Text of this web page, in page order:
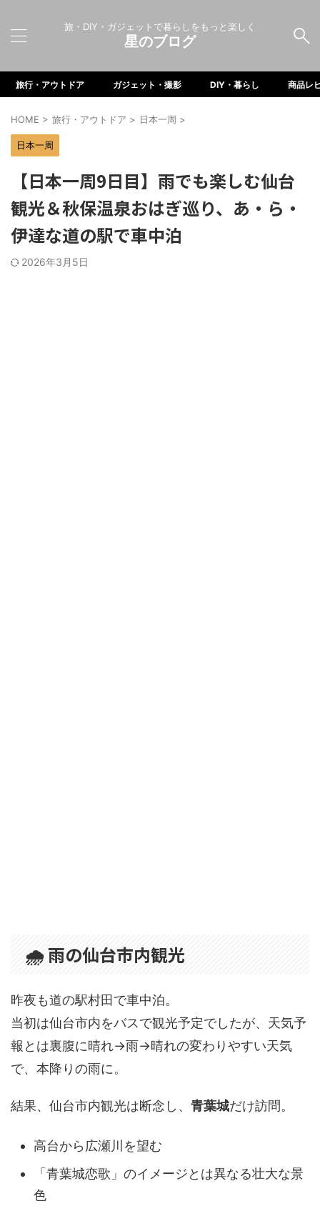
旅・DIY・ガジェットで暮らしをもっと楽しく
星のブログ
旅行・アウトドア ガジェット・撮影 DIY・暮らし 商品レ
HOME > 旅行・アウトドア > 日本一周 >
日本一周
【日本一周9日目】雨でも楽しむ仙台
観光＆秋保温泉おはぎ巡り、あ・ら・
伊達な道の駅で車中泊
2026年3月5日
🌧 雨の仙台市内観光
昨夜も道の駅村田で車中泊。
当初は仙台市内をバスで観光予定でしたが、天気予
報とは裏腹に晴れ→雨→晴れの変わりやすい天気
で、本降りの雨に。
結果、仙台市内観光は断念し、 青葉城だけ訪問。
高台から広瀬川を望む
「青葉城恋歌」のイメージとは異なる壮大な景
色